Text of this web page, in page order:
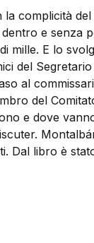
complicità
e senza
mille. E lo
del
al
del
e dove
Dal libro è